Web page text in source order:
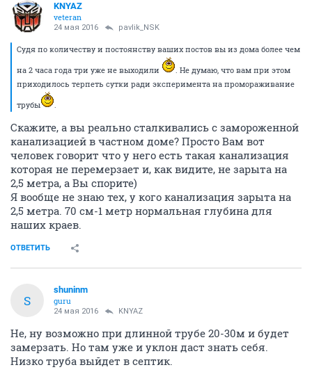
KNYAZ
veteran
24 мая 2016 pavlik_NSK
Судя по количеству и постоянству ваших постов вы из дома более чем
на 2 часа года три уже не выходили
. Не думаю, что вам при этом
приходилось терпеть сутки ради эксперимента на промораживание
трубы
.
Скажите, а вы реально сталкивались с замороженной
канализацией в частном доме? Просто Вам вот
человек говорит что у него есть такая канализация
которая не перемерзает и, как видите, не зарыта на
2,5 метра, а Вы спорите)
Я вообще не знаю тех, у кого канализация зарыта на
2,5 метра. 70 см-1 метр нормальная глубина для
наших краев.
ОТВЕТИТЬ
S
shuninm
guru
24 мая 2016 KNYAZ
Не, ну возможно при длинной трубе 20-30м и будет
замерзать. Но там уже и уклон даст знать себя.
Низко труба выйдет в септик.